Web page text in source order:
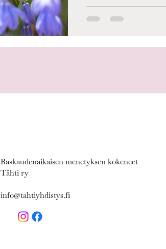
Raskaudenaikaisen menetyksen kokeneet
Tähti ry
info@tahtiyhdistys.fi